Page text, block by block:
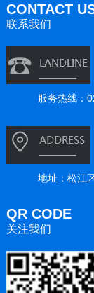
CONTACT
联系我们
服务热线：
地址：松江
QR CODE
关注我们